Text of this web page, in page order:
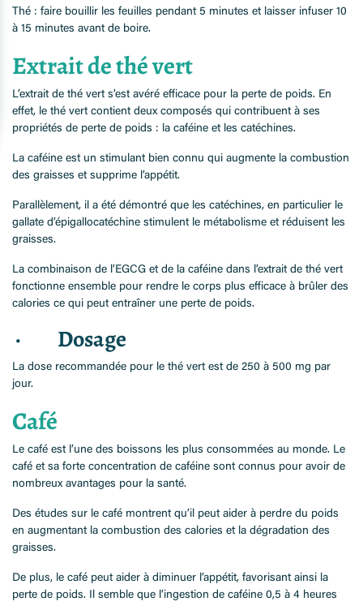
Thé : faire bouillir les feuilles pendant 5 minutes et laisser infuser 10
à 15 minutes avant de boire.
Extrait de thé vert
L’extrait de thé vert s’est avéré efficace pour la perte de poids. En
effet, le thé vert contient deux composés qui contribuent à ses
propriétés de perte de poids : la caféine et les catéchines.
La caféine est un stimulant bien connu qui augmente la combustion
des graisses et supprime l’appétit.
Parallèlement, il a été démontré que les catéchines, en particulier le
gallate d’épigallocatéchine stimulent le métabolisme et réduisent les
graisses.
La combinaison de l’EGCG et de la caféine dans l’extrait de thé vert
fonctionne ensemble pour rendre le corps plus efficace à brûler des
calories ce qui peut entraîner une perte de poids.
· Dosage
La dose recommandée pour le thé vert est de 250 à 500 mg par
jour.
Café
Le café est l’une des boissons les plus consommées au monde. Le
café et sa forte concentration de caféine sont connus pour avoir de
nombreux avantages pour la santé.
Des études sur le café montrent qu’il peut aider à perdre du poids
en augmentant la combustion des calories et la dégradation des
graisses.
De plus, le café peut aider à diminuer l’appétit, favorisant ainsi la
perte de poids. Il semble que l’ingestion de caféine 0,5 à 4 heures